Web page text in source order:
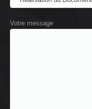
Votre message